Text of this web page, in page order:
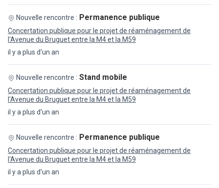
il y a plus d'un an
Nouvelle rencontre : Permanence publique
Concertation publique pour le projet de réaménagement de
l'Avenue du Bruguet entre la M4 et la M59
il y a plus d'un an
Nouvelle rencontre : Stand mobile
Concertation publique pour le projet de réaménagement de
l'Avenue du Bruguet entre la M4 et la M59
il y a plus d'un an
Nouvelle rencontre : Permanence publique
Concertation publique pour le projet de réaménagement de
l'Avenue du Bruguet entre la M4 et la M59